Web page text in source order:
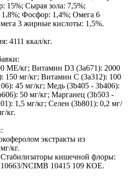
15%; Сырая зола: 7,5%;
Фосфор: 1,4%; Омега 6
3 жирные кислоты: 1,5%.
4111 ккал/кг.
МЕ/кг; Витамин D3 (3а671): 2000
мг/кг; Витамин С (3а312): 100
45 мг/кг; Медь (3b405 - 3b406):
50 мг/кг; Марганец (3b503 -
1,5 мг/кг; Селен (3b801): 0,2 мг/
кг.
экстракты из
кг.
Стабилизаторы кишечной флоры:
NCIMB 10415 109 КОЕ.